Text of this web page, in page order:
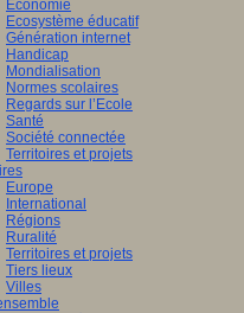
Economie
Ecosystème éducatif
Génération internet
Handicap
Mondialisation
Normes scolaires
Regards sur l’Ecole
Santé
Société connectée
Territoires et projets
Europe
International
Régions
Ruralité
Territoires et projets
Tiers lieux
Villes